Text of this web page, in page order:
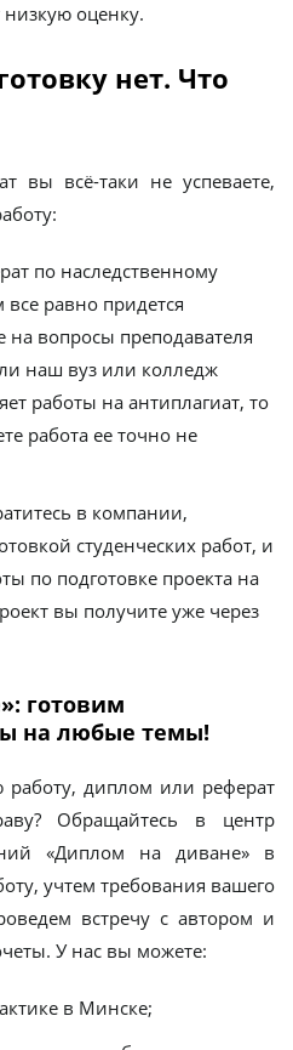
низкую оценку.
нет. Что
вы всё-таки не успеваете,
по наследственному
равно придется
на вопросы преподавателя
наш вуз или колледж
работы на антиплагиат, то
работа ее точно не
в компании,
студенческих работ, и
по подготовке проекта на
вы получите уже через
готовим
на любые темы!
работу, диплом или реферат
Обращайтесь в центр
«Диплом на диване» в
учтем требования вашего
встречу с автором и
У нас вы можете:
в Минске;